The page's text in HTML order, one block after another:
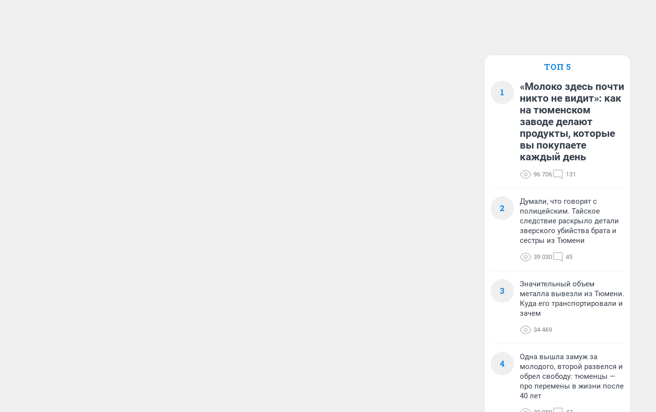
ТОП 5
1
«Молоко здесь почти
никто не видит»: как
на тюменском
заводе делают
продукты, которые
вы покупаете
каждый день
96 706 131
2
Думали, что говорят с
полицейским. Тайское
следствие раскрыло детали
зверского убийства брата и
сестры из Тюмени
39 030 45
3
Значительный объем
металла вывезли из Тюмени.
Куда его транспортировали и
зачем
34 469
4
Одна вышла замуж за
молодого, второй развелся и
обрел свободу: тюменцы —
про перемены в жизни после
40 лет